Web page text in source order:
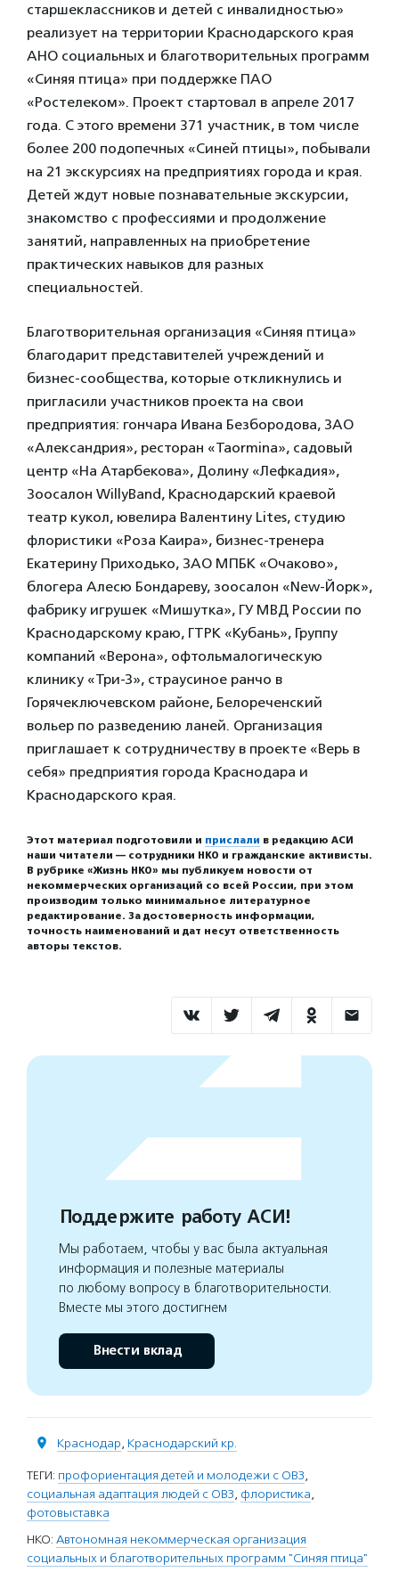
старшеклассников и детей с инвалидностью»
реализует на территории Краснодарского края
АНО социальных и благотворительных программ
«Синяя птица» при поддержке ПАО
«Ростелеком». Проект стартовал в апреле 2017
года. С этого времени 371 участник, в том числе
более 200 подопечных «Синей птицы», побывали
на 21 экскурсиях на предприятиях города и края.
Детей ждут новые познавательные экскурсии,
знакомство с профессиями и продолжение
занятий, направленных на приобретение
практических навыков для разных
специальностей.
Благотворительная организация «Синяя птица»
благодарит представителей учреждений и
бизнес-сообщества, которые откликнулись и
пригласили участников проекта на свои
предприятия: гончара Ивана Безбородова, ЗАО
«Александрия», ресторан «Taormina», садовый
центр «На Атарбекова», Долину «Лефкадия»,
Зоосалон WillyBand, Краснодарский краевой
театр кукол, ювелира Валентину Lites, студию
флористики «Роза Каира», бизнес-тренера
Екатерину Приходько, ЗАО МПБК «Очаково»,
блогера Алесю Бондареву, зоосалон «New-Йорк»,
фабрику игрушек «Мишутка», ГУ МВД России по
Краснодарскому краю, ГТРК «Кубань», Группу
компаний «Верона», офтольмалогическую
клинику «Три-З», страусиное ранчо в
Горячеключевском районе, Белореченский
вольер по разведению ланей. Организация
приглашает к сотрудничеству в проекте «Верь в
себя» предприятия города Краснодара и
Краснодарского края.
Этот материал подготовили и прислали в редакцию АСИ
наши читатели — сотрудники НКО и гражданские активисты.
В рубрике «Жизнь НКО» мы публикуем новости от
некоммерческих организаций со всей России, при этом
производим только минимальное литературное
редактирование. За достоверность информации,
точность наименований и дат несут ответственность
авторы текстов.
Поддержите работу АСИ!
Мы работаем, чтобы у вас была актуальная
информация и полезные материалы
по любому вопросу в благотворительности.
Вместе мы этого достигнем
Внести вклад
Краснодар, Краснодарский кр.
ТЕГИ: профориентация детей и молодежи с ОВЗ,
социальная адаптация людей с ОВЗ, флористика,
фотовыставка
НКО: Автономная некоммерческая организация
социальных и благотворительных программ "Синяя птица"